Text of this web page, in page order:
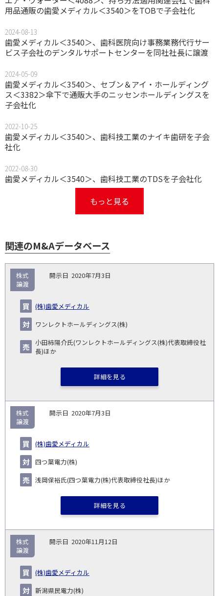
用品通販の歯愛メディカル＜3540＞をTOBで子会社化
2024-08-13
歯愛メディカル＜3540＞、歯科医院向け事務業務代行サー
ビス子会社のデンタルサポートセンターを同社社長に譲渡
2024-05-09
歯愛メディカル＜3540＞、セブン＆アイ・ホールディング
ス＜3382＞傘下で通販大手のニッセンホールディングスを
子会社化
2022-10-25
歯愛メディカル＜3540＞、歯科技工業のナイキ歯研を子会
社化
2022-08-30
歯愛メディカル＜3540＞、歯科技工業のTDSを子会社化
もっと見る
関連のM&Aデータベース
示
い
企
業・
事業
▽
▽
2020年7月3日
(株)歯愛メディカル
ワンレクトホールディングス(株)
小田柿陽介氏(ワンレクトホールディングス(株)代表取締役社
長)ほか
株式
譲渡
詳細を見る
2020年7月3日
(株)歯愛メディカル
四つ葉電力(株)
浅岡保裕氏(四つ葉電力(株)代表取締役社長)ほか
株式
譲渡
詳細を見る
2020年11月12日
(株)歯愛メディカル
新潟県民電力(株)
株式
譲渡